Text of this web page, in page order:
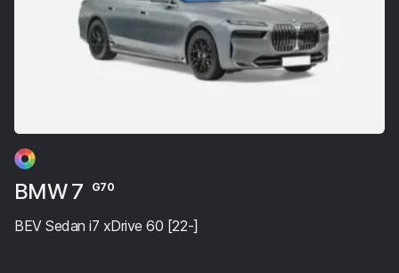
BMW 7 G70
BEV Sedan i7 xDrive 60 [22-]